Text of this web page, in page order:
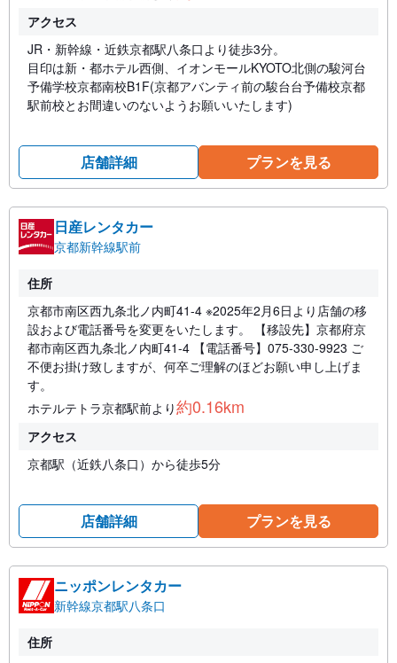
アクセス
JR・新幹線・近鉄京都駅八条口より徒歩3分。
目印は新・都ホテル西側、イオンモールKYOTO北側の駿河台
予備学校京都南校B1F(京都アバンティ前の駿台台予備校京都
駅前校とお間違いのないようお願いいたします)
店舗詳細 プランを見る
日産レンタカー
京都新幹線駅前
住所
京都市南区西九条北ノ内町41-4 ※2025年2月6日より店舗の移
設および電話番号を変更をいたします。 【移設先】京都府京
都市南区西九条北ノ内町41-4 【電話番号】075-330-9923 ご
不便お掛け致しますが、何卒ご理解のほどお願い申し上げま
す。
ホテルテトラ京都駅前より約0.16km
アクセス
京都駅（近鉄八条口）から徒歩5分
店舗詳細 プランを見る
ニッポンレンタカー
新幹線京都駅八条口
住所